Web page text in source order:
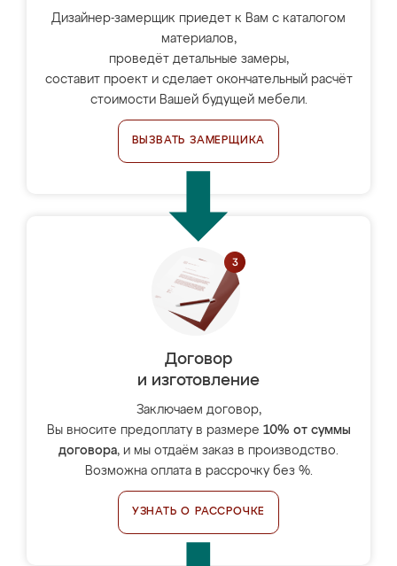
Дизайнер-замерщик приедет к Вам с каталогом
материалов,
проведёт детальные замеры,
составит проект и сделает окончательный расчёт
стоимости Вашей будущей мебели.
ВЫЗВАТЬ ЗАМЕРЩИКА
Договор
и изготовление
Заключаем договор,
Вы вносите предоплату в размере 10% от суммы
договора, и мы отдаём заказ в производство.
Возможна оплата в рассрочку без %.
УЗНАТЬ О РАССРОЧКЕ